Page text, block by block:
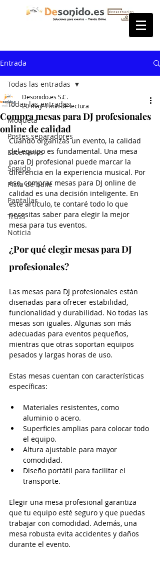
Entrada
Todas las entradas
Moqueta
Postes separadores
Escenarios
Sonido
Pista de baile
Pantallas
Truss
Noticia
Todas las entradas
Compra mesas para DJ profesionales
online de calidad
Desonido.es S.C.
20 may4 min de lectura
Cuando organizas un evento, la calidad
del equipo es fundamental. Una mesa
para DJ profesional puede marcar la
diferencia en la experiencia musical. Por
eso, comprar mesas para DJ online de
calidad es una decisión inteligente. En
este artículo, te contaré todo lo que
necesitas saber para elegir la mejor
mesa para tus eventos.
¿Por qué elegir mesas para DJ
profesionales?
Las mesas para DJ profesionales están
diseñadas para ofrecer estabilidad,
funcionalidad y durabilidad. No todas las
mesas son iguales. Algunas son más
adecuadas para eventos pequeños,
mientras que otras soportan equipos
pesados y largas horas de uso.
Estas mesas cuentan con características
específicas:
Materiales resistentes, como
aluminio o acero.
Superficies amplias para colocar todo
el equipo.
Altura ajustable para mayor
comodidad.
Diseño portátil para facilitar el
transporte.
Elegir una mesa profesional garantiza
que tu equipo esté seguro y que puedas
trabajar con comodidad. Además, una
mesa robusta evita accidentes y daños
durante el evento.